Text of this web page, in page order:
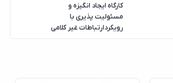
کارگاه ایجاد انگیزه و
مسئولیت پذیری با
رویکردارتباطات غیر کلامی